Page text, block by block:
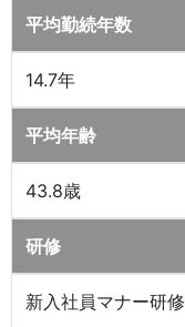
平均勤続年数
14.7年
平均年齢
43.8歳
研修
新入社員マナー研修